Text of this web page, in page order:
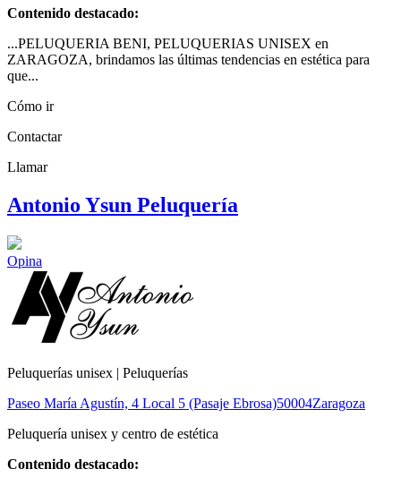
Contenido destacado:
...PELUQUERIA BENI, PELUQUERIAS UNISEX en
ZARAGOZA, brindamos las últimas tendencias en estética para
que...
Cómo ir
Contactar
Llamar
Antonio Ysun Peluquería
Opina
Peluquerías unisex | Peluquerías
Paseo María Agustín, 4 Local 5 (Pasaje Ebrosa)50004Zaragoza
Peluquería unisex y centro de estética
Contenido destacado: